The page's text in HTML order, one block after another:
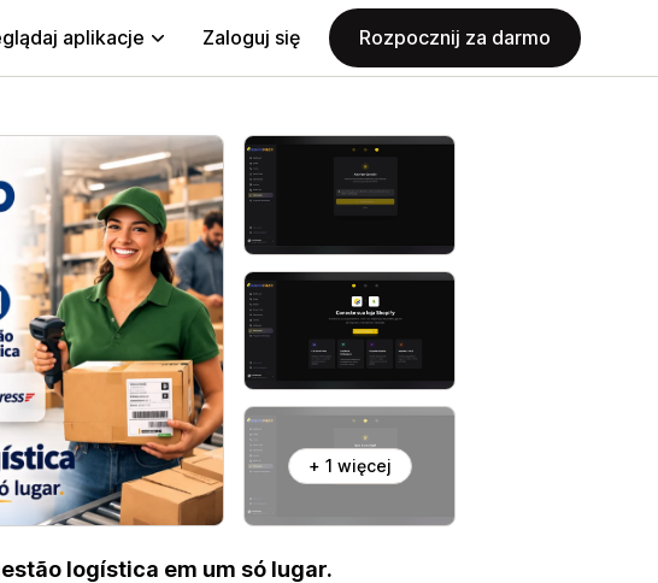
aplikacje Zaloguj się Rozpocznij za darmo
+ 1 więcej
logística em um só lugar.